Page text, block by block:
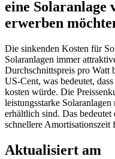
eine Solaranlage
erwerben
Die sinkenden Kosten für
Solaranlagen immer
Durchschnittspreis pro Watt
US-Cent, was bedeutet,
kosten würde. Die
leistungsstarke
erhältlich sind. Das
schnellere Amortisationszeit
Aktualisiert am